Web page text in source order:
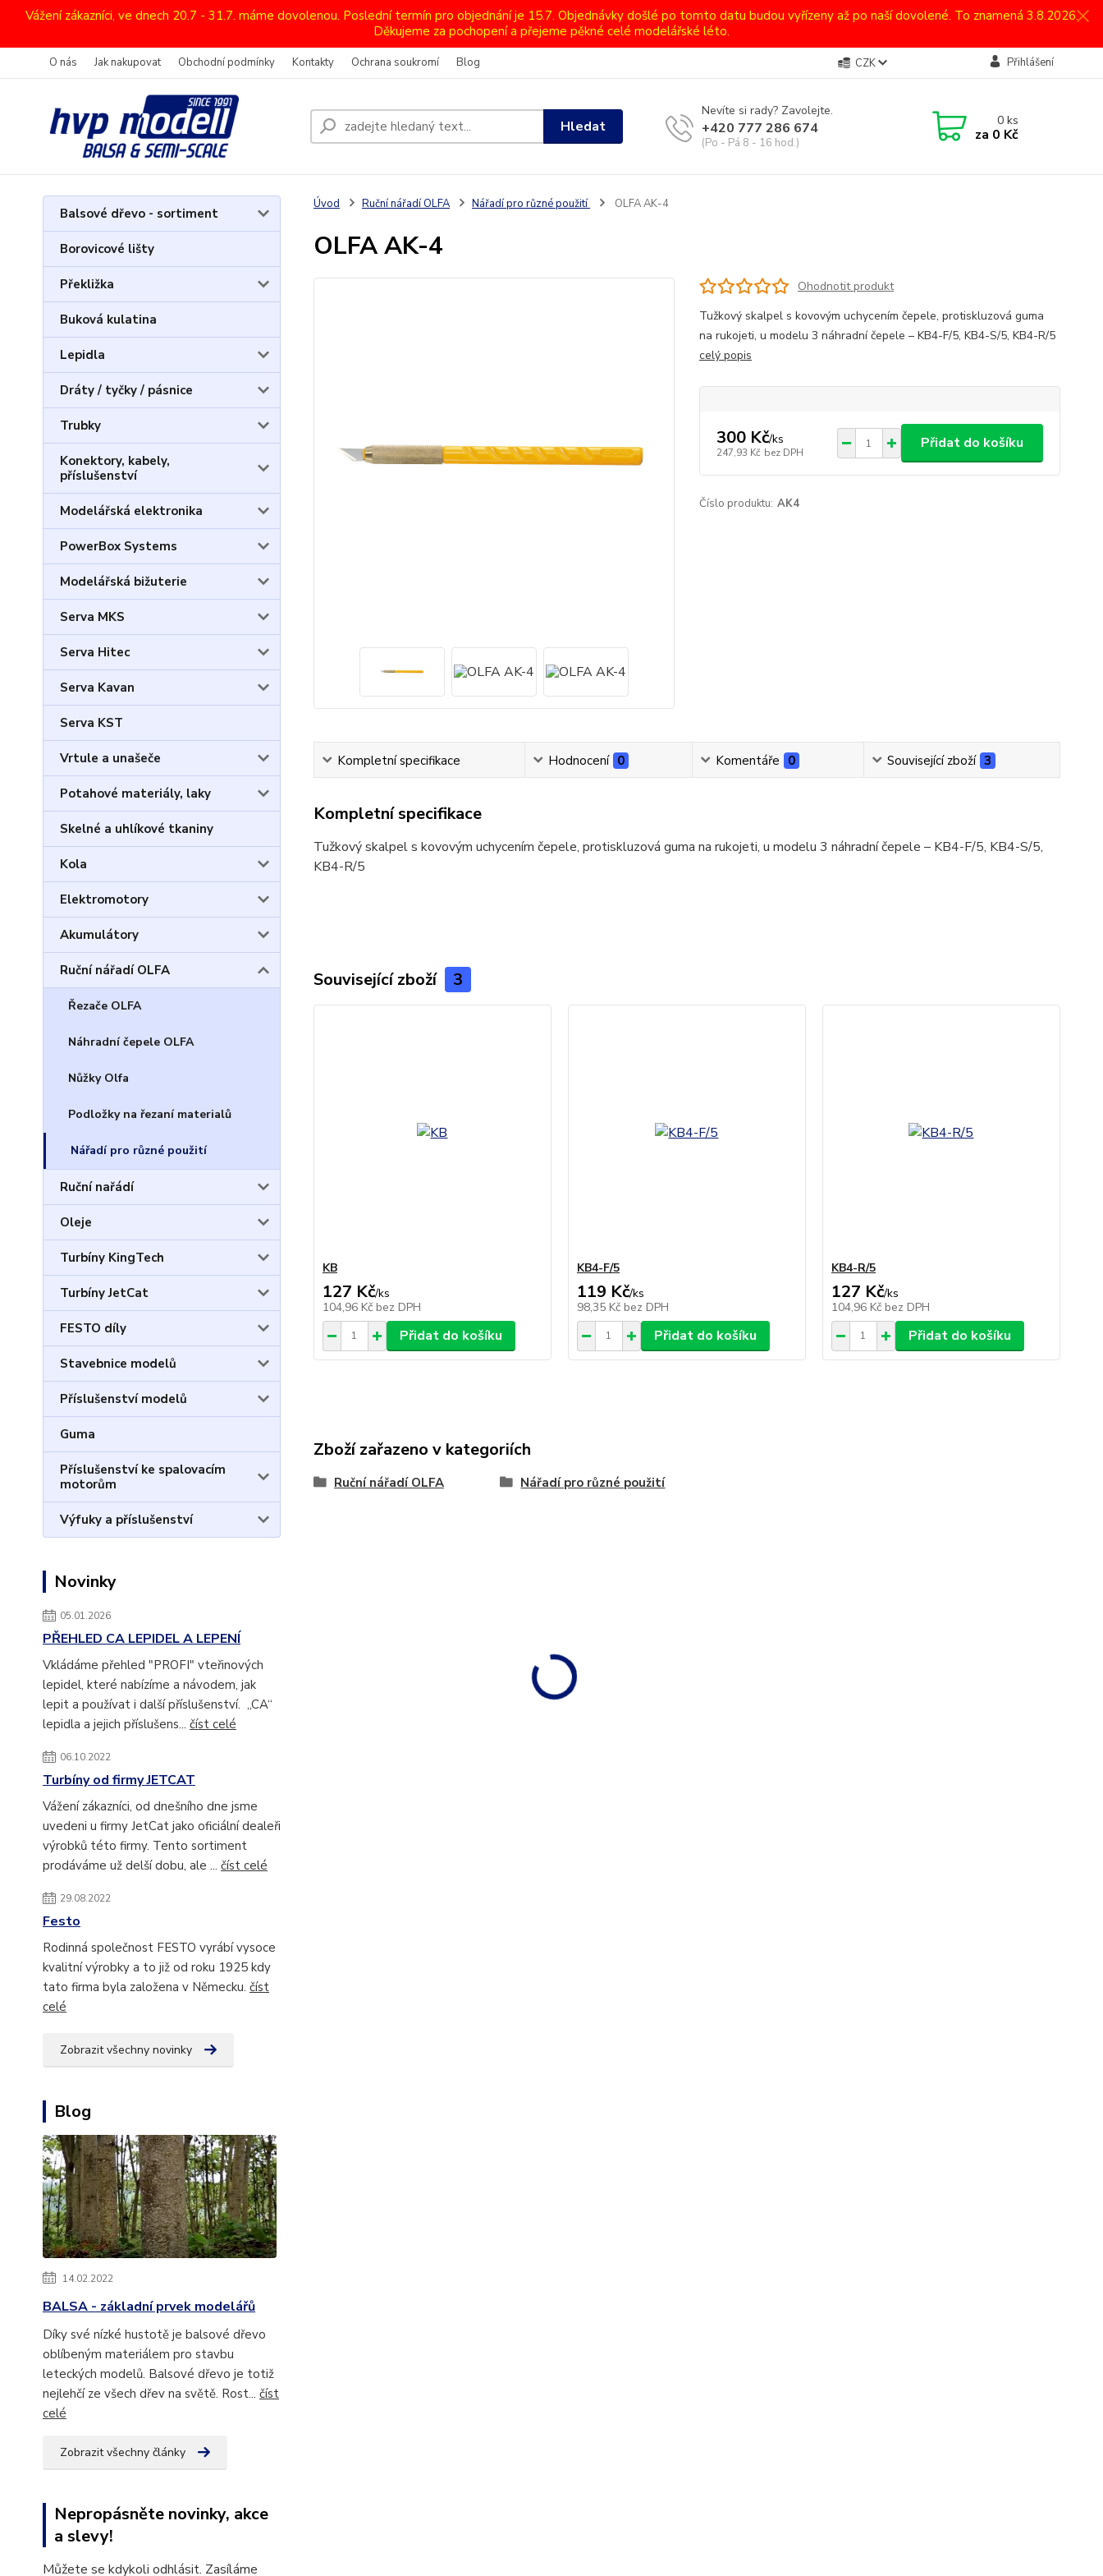
Vážení zákazníci, ve dnech 20.7 - 31.7. máme dovolenou. Poslední termín pro objednání je 15.7. Objednávky došlé po tomto datu budou vyřízeny až po naší dovolené. To znamená 3.8.2026.
Děkujeme za pochopení a přejeme pěkné celé modelářské léto.
O nás Jak nakupovat Obchodní podmínky Kontakty Ochrana soukromí Blog CZK Přihlášení
Hledat
Nevíte si rady? Zavolejte.
+420 777 286 674
(Po - Pá 8 - 16 hod.)
0ks
za 0 Kč
Balsové dřevo - sortiment
Borovicové lišty
Překližka
Buková kulatina
Lepidla
Dráty / tyčky / pásnice
Trubky
Konektory, kabely,
příslušenství
Modelářská elektronika
PowerBox Systems
Modelářská bižuterie
Serva MKS
Serva Hitec
Serva Kavan
Serva KST
Vrtule a unašeče
Potahové materiály, laky
Skelné a uhlíkové tkaniny
Kola
Elektromotory
Akumulátory
Ruční nářadí OLFA
Řezače OLFA
Náhradní čepele OLFA
Nůžky Olfa
Podložky na řezaní materialů
Nářadí pro různé použití
Ruční nařádí
Oleje
Turbíny KingTech
Turbíny JetCat
FESTO díly
Stavebnice modelů
Příslušenství modelů
Guma
Příslušenství ke spalovacím
motorům
Výfuky a příslušenství
Novinky
05.01.2026
PŘEHLED CA LEPIDEL A LEPENÍ
Vkládáme přehled "PROFI" vteřinových
lepidel, které nabízíme a návodem, jak
lepit a používat i další příslušenství. „CA“
lepidla a jejich příslušens... číst celé
06.10.2022
Turbíny od firmy JETCAT
Vážení zákazníci, od dnešního dne jsme
uvedeni u firmy JetCat jako oficiální dealeři
výrobků této firmy. Tento sortiment
prodáváme už delší dobu, ale ... číst celé
29.08.2022
Festo
Rodinná společnost FESTO vyrábí vysoce
kvalitní výrobky a to již od roku 1925 kdy
tato firma byla založena v Německu. číst
celé
Zobrazit všechny novinky
Blog
14.02.2022
BALSA - základní prvek modelářů
Díky své nízké hustotě je balsové dřevo
oblíbeným materiálem pro stavbu
leteckých modelů. Balsové dřevo je totiž
nejlehčí ze všech dřev na světě. Rost... číst
celé
Zobrazit všechny články
Nepropásněte novinky, akce
a slevy!
Můžete se kdykoli odhlásit. Zasíláme
Úvod Ruční nářadí OLFA Nářadí pro různé použití OLFA AK-4
OLFA AK-4
Ohodnotit produkt
Tužkový skalpel s kovovým uchycením čepele, protiskluzová guma
na rukojeti, u modelu 3 náhradní čepele – KB4-F/5, KB4-S/5, KB4-R/5
celý popis
300 Kč/ks
247,93 Kč bez DPH
Přidat do košíku
Číslo produktu: AK4
Kompletní specifikace Hodnocení 0 Komentáře 0 Související zboží 3
Kompletní specifikace
Tužkový skalpel s kovovým uchycením čepele, protiskluzová guma na rukojeti, u modelu 3 náhradní čepele – KB4-F/5, KB4-S/5,
KB4-R/5
Související zboží 3
KB
127 Kč/ks
104,96 Kč bez DPH
Přidat do košíku
KB4-F/5
119 Kč/ks
98,35 Kč bez DPH
Přidat do košíku
KB4-R/5
127 Kč/ks
104,96 Kč bez DPH
Přidat do košíku
Zboží zařazeno v kategoriích
Ruční nářadí OLFA Nářadí pro různé použití